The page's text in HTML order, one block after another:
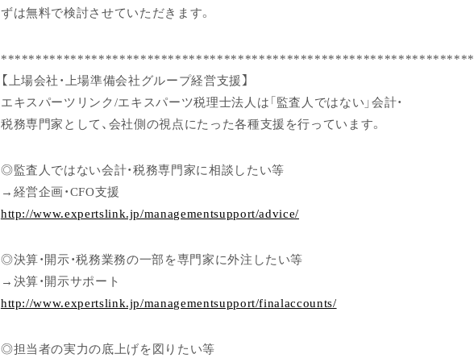
ずは無料で検討させていただきます。
********************************************************************
【上場会社・上場準備会社グループ経営支援】
エキスパーツリンク/エキスパーツ税理士法人は「監査人ではない」会計・
税務専門家として、会社側の視点にたった各種支援を行っています。
◎監査人ではない会計・税務専門家に相談したい等
→経営企画・CFO支援
http://www.expertslink.jp/managementsupport/advice/
◎決算・開示・税務業務の一部を専門家に外注したい等
→決算・開示サポート
http://www.expertslink.jp/managementsupport/finalaccounts/
◎担当者の実力の底上げを図りたい等